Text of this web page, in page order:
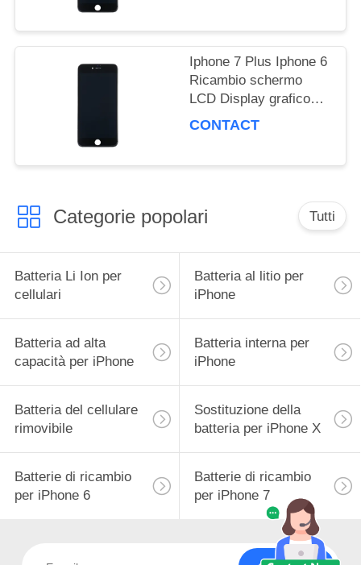
Iphone 7 Plus Iphone 6
Ricambio schermo
LCD Display grafico
impermeabile
CONTACT
Categorie popolari Tutti
Batteria Li Ion per
cellulari
Batteria al litio per
iPhone
Batteria ad alta
capacità per iPhone
Batteria interna per
iPhone
Batteria del cellulare
rimovibile
Sostituzione della
batteria per iPhone X
Batterie di ricambio
per iPhone 6
Batterie di ricambio
per iPhone 7